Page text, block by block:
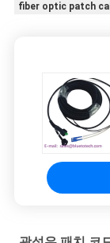
fiber optic patch